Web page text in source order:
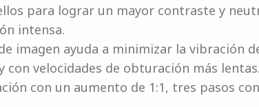
para lograr un mayor contraste y
intensa.
imagen ayuda a minimizar la vibración
con velocidades de obturación más
con un aumento de 1:1, tres pasos